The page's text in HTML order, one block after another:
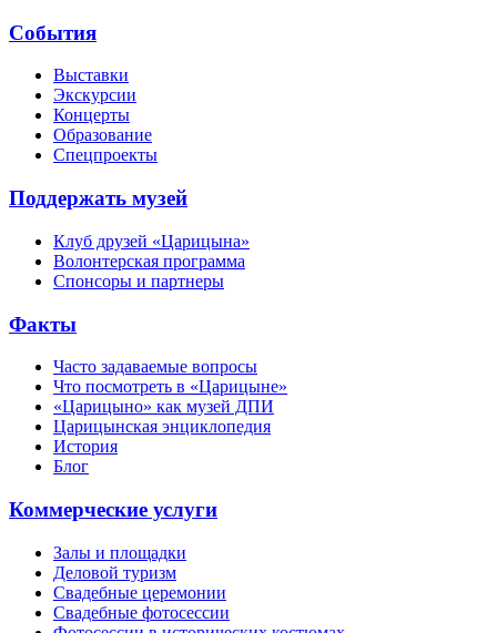
События
Выставки
Экскурсии
Концерты
Образование
Спецпроекты
Поддержать музей
Клуб друзей «Царицына»
Волонтерская программа
Спонсоры и партнеры
Факты
Часто задаваемые вопросы
Что посмотреть в «Царицыне»
«Царицыно» как музей ДПИ
Царицынская энциклопедия
История
Блог
Коммерческие услуги
Залы и площадки
Деловой туризм
Свадебные церемонии
Свадебные фотосессии